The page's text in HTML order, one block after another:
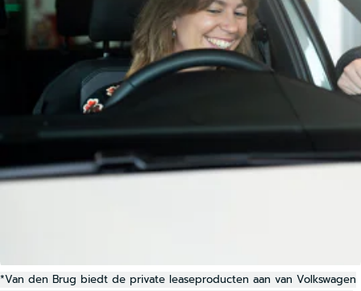
navigatiesysteem, kruisend verkeer detectie, electronic
climate control, draadloos opladen en DAB ontvangst.
Je geniet nog meer van het rijden met jouw Volkswagen
omdat je wordt beschermd door intelligente
veiligheidssystemen. De actuele snelheidslimiet, een
inhaalverbod en andere verkeersborden. De
verkeersborddetectie ondersteunt jou tijdens elke rit.
Ongemerkt buiten de rijstrook raken? Nee hoor, het Lane-
keeping systeem waarschuwt en corrigeert. Mindert een
voorligger onverwachts te veel vaart, dan komt de forward
*Van den Brug biedt de private leaseproducten aan van Volkswagen